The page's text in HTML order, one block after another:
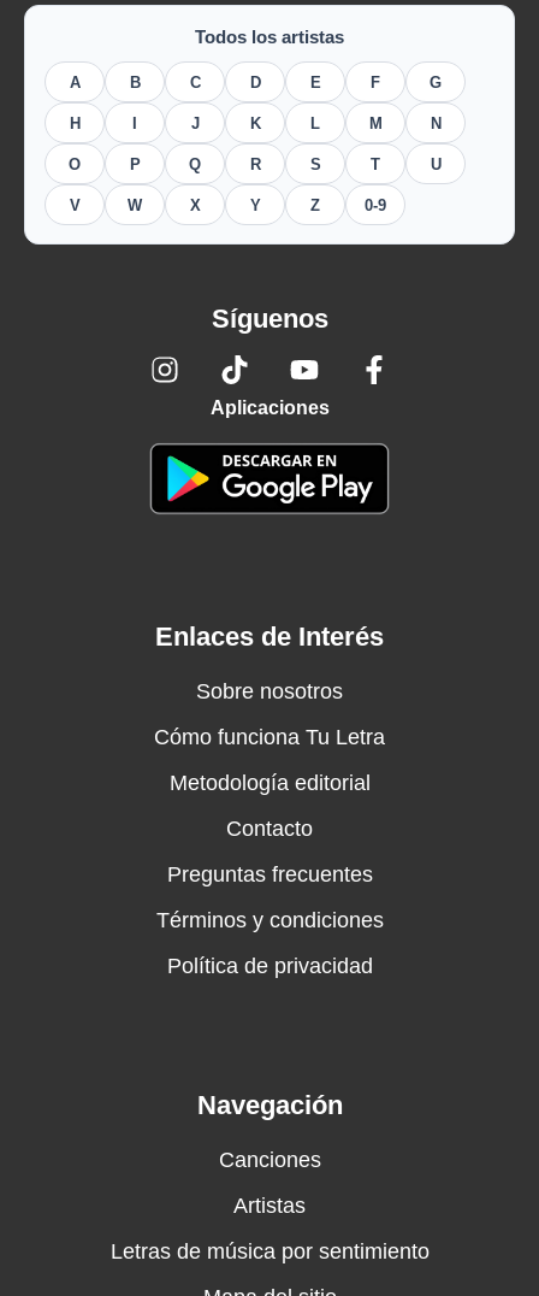
Todos los artistas
A B C D E F G
H J K L M N
O P Q R S T U
V W X Y Z 0-9
Síguenos
Aplicaciones
Enlaces de Interés
Sobre nosotros
Cómo funciona Tu Letra
Metodología editorial
Contacto
Preguntas frecuentes
Términos y condiciones
Política de privacidad
Navegación
Canciones
Artistas
Letras de música por sentimiento